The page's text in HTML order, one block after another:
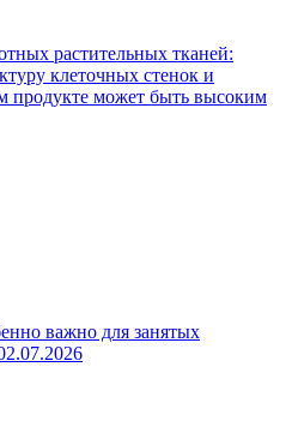
растительных тканей:
клеточных стенок и
продукте может быть высоким
важно для занятых